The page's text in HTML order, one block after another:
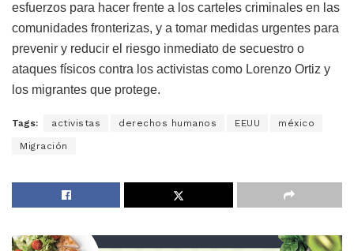
esfuerzos para hacer frente a los carteles criminales en las
comunidades fronterizas, y a tomar medidas urgentes para
prevenir y reducir el riesgo inmediato de secuestro o
ataques físicos contra los activistas como Lorenzo Ortiz y
los migrantes que protege.
Tags: activistas derechos humanos EEUU méxico
Migración